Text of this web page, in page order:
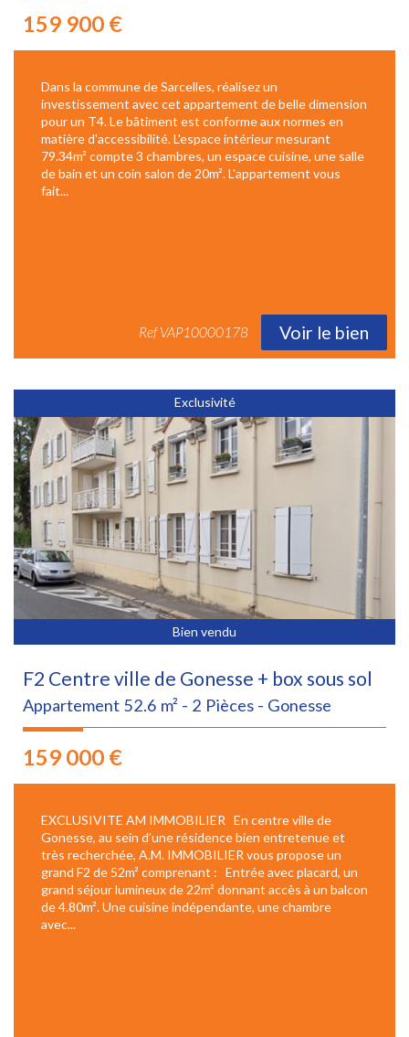
159 900 €
Dans la commune de Sarcelles, réalisez un
investissement avec cet appartement de belle dimension
pour un T4. Le bâtiment est conforme aux normes en
matière d'accessibilité. L'espace intérieur mesurant
79.34m² compte 3 chambres, un espace cuisine, une salle
de bain et un coin salon de 20m². L'appartement vous
fait...
RefVAP10000178 Voir le bien
Bien vendu
Exclusivité
F2 Centre ville de Gonesse + box sous sol
Appartement 52.6 m² - 2 Pièces - Gonesse
159 000 €
EXCLUSIVITE AM IMMOBILIER En centre ville de
Gonesse, au sein d’une résidence bien entretenue et
très recherchée, A.M. IMMOBILIER vous propose un
grand F2 de 52m² comprenant : Entrée avec placard, un
grand séjour lumineux de 22m² donnant accès à un balcon
de 4.80m². Une cuisine indépendante, une chambre
avec...